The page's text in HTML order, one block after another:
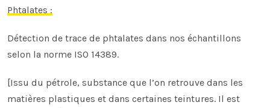
Phtalates :
Détection de trace de phtalates dans nos échantillons
selon la norme ISO 14389.
[Issu du pétrole, substance que l’on retrouve dans les
matières plastiques et dans certaines teintures. Il est